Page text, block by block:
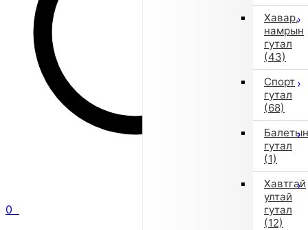
0
Хавар,
намрын
гутал
(43)
Спорт
гутал
(68)
Балетын
гутал
(1)
Хавтгай
ултай
гутал
(12)